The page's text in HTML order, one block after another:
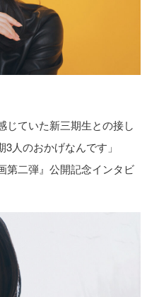
ていた新三期生との接し
人のおかげなんです」
第二弾』公開記念インタビ